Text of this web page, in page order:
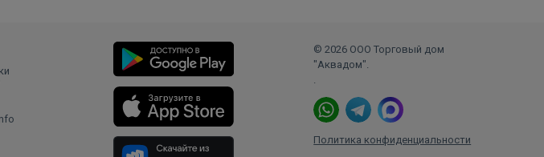
© 2026 ООО Торговый дом
"Аквадом".
.
Политика конфиденциальности